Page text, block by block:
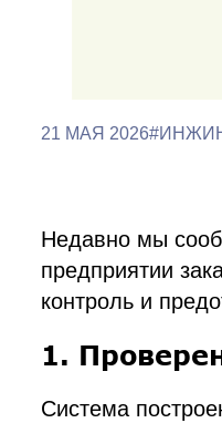
21 МАЯ 2026
Недавно мы
предприятии
контроль и
1.
Система